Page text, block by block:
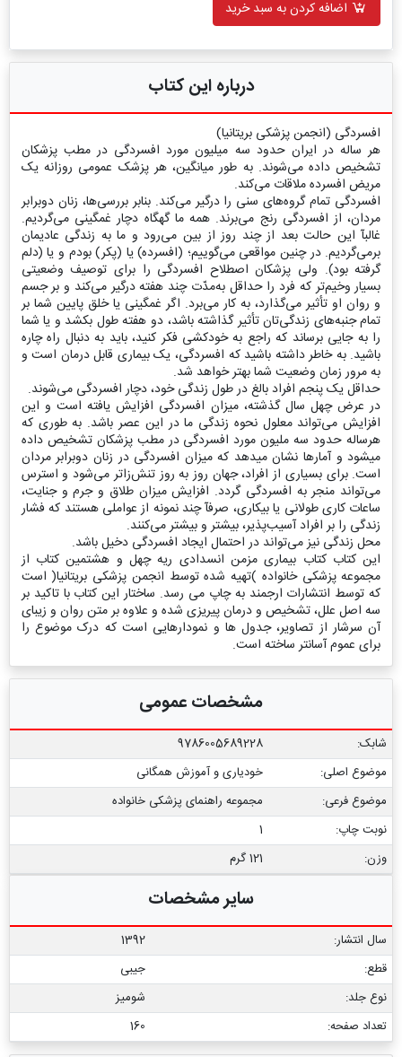
اضافه کردن به سبد خرید
درباره این کتاب
افسردگی (انجمن پزشکی بریتانیا)
هر ساله در ایران حدود سه میلیون مورد افسردگى در مطب پزشکان
تشخیص داده مى‌شوند. به طور میانگین، هر پزشک عمومى روزانه یک
مریض افسرده ملاقات مى‌کند.
افسردگى تمام گروه‌هاى سنى را درگیر مى‌کند. بنابر بررسى‌ها، زنان دوبرابر
مردان، از افسردگى رنج مى‌برند. همه ما گهگاه دچار غمگینى مى‌گردیم.
غالبآ این حالت بعد از چند روز از بین مى‌رود و ما به زندگى عادیمان
برمى‌گردیم. در چنین مواقعى مى‌گوییم؛ (افسرده) یا (پکر) بودم و یا (دلم
گرفته بود). ولی پزشکان اصطلاح افسردگى را براى توصیف وضعیتى
بسیار وخیم‌تر که فرد را حداقل به‌مدّت چند هفته درگیر مى‌کند و بر جسم
و روان او تأثیر مى‌گذارد، به کار مى‌برد. اگر غمگینى یا خلق پایین شما بر
تمام جنبه‌هاى زندگى‌تان تأثیر گذاشته باشد، دو هفته طول بکشد و یا شما
را به جایى برساند که راجع به خودکشى فکر کنید، باید به دنبال راه چاره
باشید. به خاطر داشته باشید که افسردگى، یک بیمارى قابل درمان است و
به مرور زمان وضعیت شما بهتر خواهد شد.
حداقل یک پنجم افراد بالغ در طول زندگى خود، دچار افسردگى مى‌شوند.
در عرض چهل سال گذشته، میزان افسردگى افزایش یافته است و این
افزایش مى‌تواند معلول نحوه زندگى ما در این عصر باشد. به طوری که
هرساله حدود سه ملیون مورد افسردگی در مطب پزشکان تشخیص داده
می‏شود و آمارها نشان می‏دهد که میزان افسردگی در زنان دوبرابر مردان
است. براى بسیارى از افراد، جهان روز به روز تنش‌زاتر مى‌شود و استرس
مى‌تواند منجر به افسردگى گردد. افزایش میزان طلاق و جرم و جنایت،
ساعات کارى طولانى یا بیکارى، صرفآ چند نمونه از عواملى هستند که فشار
زندگى را بر افراد آسیب‌پذیر، بیشتر و بیشتر مى‌کنند.
محل زندگى نیز مى‌تواند در احتمال ایجاد افسردگى دخیل باشد.
این کتاب کتاب بیماری مزمن انسدادی ریه چهل و هشتمین کتاب از
مجموعه پزشکی خانواده )تهیه شده توسط انجمن پزشکی بریتانیا( است
که توسط انتشارات ارجمند به چاپ می رسد. ساختار این کتاب با تاکید بر
سه اصل علل، تشخیص و درمان پیریزی شده و علاوه بر متن روان و زیبای
آن سرشار از تصاویر، جدول ها و نمودارهایی است که درک موضوع را
برای عموم آسانتر ساخته است.
مشخصات عمومی
شابک:
9786005689228
موضوع اصلی:
خودیاری و آموزش همگانی
موضوع فرعی:
مجموعه راهنمای پزشکی خانواده
نوبت چاپ:
1
وزن:
121 گرم
سایر مشخصات
سال انتشار:
1392
قطع:
جیبی
نوع جلد:
شومیز
تعداد صفحه:
160